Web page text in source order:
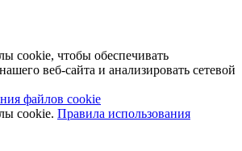
cookie, чтобы обеспечивать
веб-сайта и анализировать сетевой
файлов cookie
cookie. Правила использования